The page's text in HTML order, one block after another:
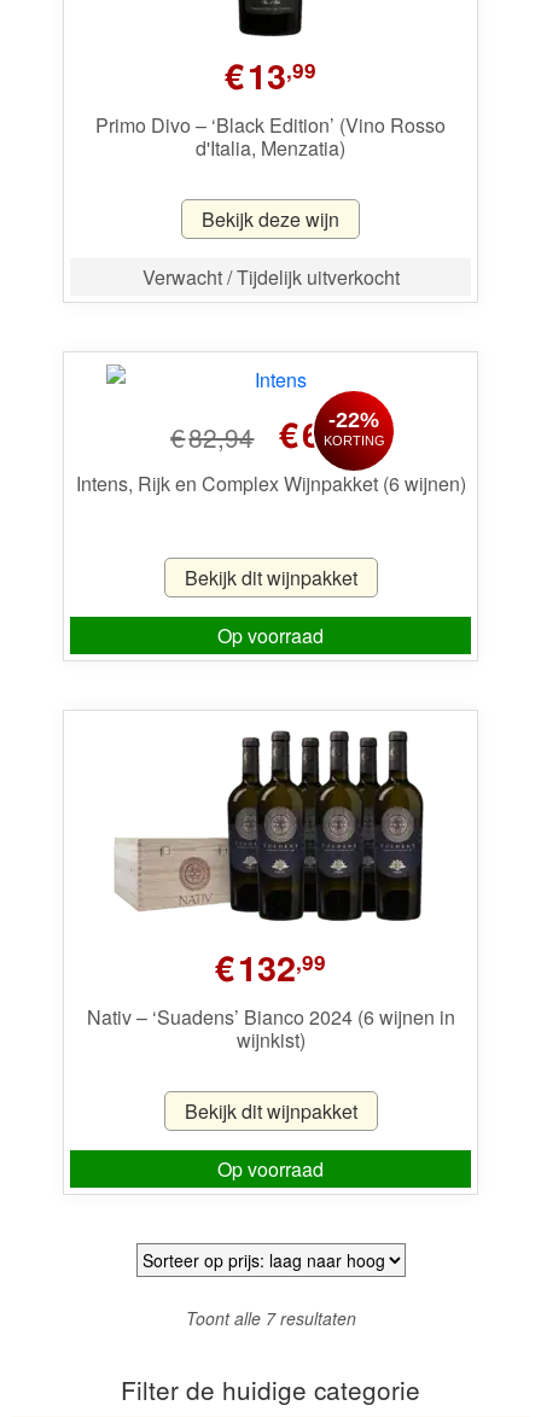
€13,99
Primo Divo – ‘Black Edition’ (Vino Rosso
d'Italia, Menzatia)
Bekijk deze wijn
Verwacht / Tijdelijk uitverkocht
€82,94
Oorspronkelijke
prijs
was:
€64,99Huidige
prijs
is:
Intens, Rijk en Complex Wijnpakket (6 wijnen)
-22%
KORTING
Bekijk dit wijnpakket
Op voorraad
€132,99
Nativ – ‘Suadens’ Bianco 2024 (6 wijnen in
wijnkist)
Bekijk dit wijnpakket
Op voorraad
Toont alle 7 resultatenGesorteerd
laag
Filter de huidige categorie